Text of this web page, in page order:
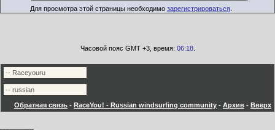
Для просмотра этой страницы необходимо зарегистрироваться
Часовой пояс GMT +3, время: 06:18.
Обратная связь - RaceYou! - Russian windsurfing community - Архив - Вверх